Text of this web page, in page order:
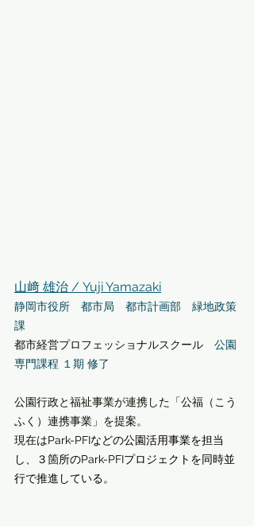
山﨑 雄治 / Yuji Yamazaki
静岡市役所　都市局　都市計画部　緑地政策
課
都市経営プロフェッショナルスクール 公園
専門課程 １期 修了
公園行政と福祉事業が連携した「公福（こう
ふく）連携事業」を提案。
現在はPark-PFIなどの公園活用事業を担当
し、３箇所のPark-PFIプロジェクトを同時並
行で推進している。